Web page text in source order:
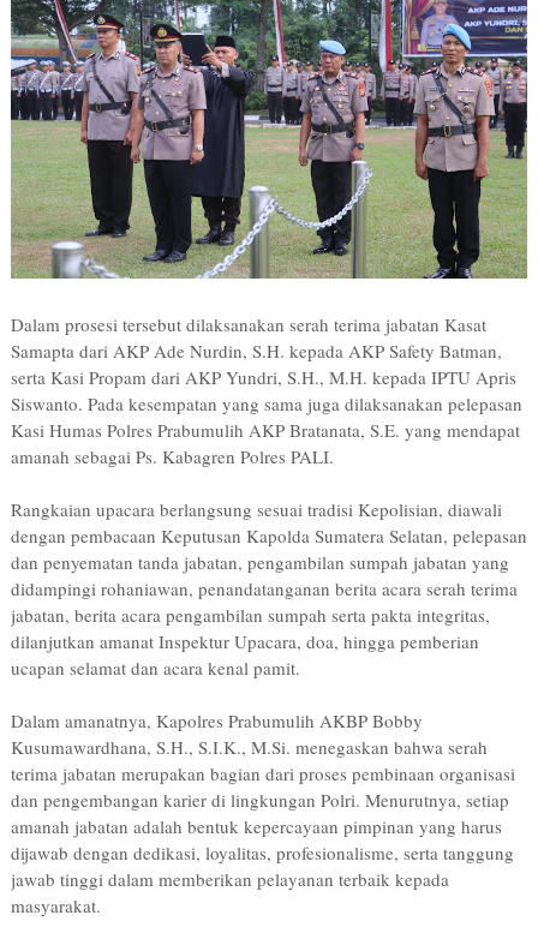
Dalam prosesi tersebut dilaksanakan serah terima jabatan Kasat
Samapta dari AKP Ade Nurdin, S.H. kepada AKP Safety Batman,
serta Kasi Propam dari AKP Yundri, S.H., M.H. kepada IPTU Apris
Siswanto. Pada kesempatan yang sama juga dilaksanakan pelepasan
Kasi Humas Polres Prabumulih AKP Bratanata, S.E. yang mendapat
amanah sebagai Ps. Kabagren Polres PALI.
Rangkaian upacara berlangsung sesuai tradisi Kepolisian, diawali
dengan pembacaan Keputusan Kapolda Sumatera Selatan, pelepasan
dan penyematan tanda jabatan, pengambilan sumpah jabatan yang
didampingi rohaniawan, penandatanganan berita acara serah terima
jabatan, berita acara pengambilan sumpah serta pakta integritas,
dilanjutkan amanat Inspektur Upacara, doa, hingga pemberian
ucapan selamat dan acara kenal pamit.
Dalam amanatnya, Kapolres Prabumulih AKBP Bobby
Kusumawardhana, S.H., S.I.K., M.Si. menegaskan bahwa serah
terima jabatan merupakan bagian dari proses pembinaan organisasi
dan pengembangan karier di lingkungan Polri. Menurutnya, setiap
amanah jabatan adalah bentuk kepercayaan pimpinan yang harus
dijawab dengan dedikasi, loyalitas, profesionalisme, serta tanggung
jawab tinggi dalam memberikan pelayanan terbaik kepada
masyarakat.